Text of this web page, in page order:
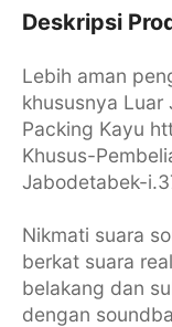
Deskripsi
Lebih aman
khususnya
Packing Kayu
Khusus-
Jabodetabek-
Nikmati suara
berkat suara
belakang dan
dengan